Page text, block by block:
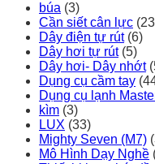
búa (3)
Cần siết cân lực
Dây điện tự rút (6)
Dây hơi tự rút (5)
Dây hơi- Dây nhớt
Dụng cụ cầm tay
Dụng cụ lạnh
kìm (3)
LUX (33)
Mighty Seven (M7)
Mô Hình Dạy Nghề